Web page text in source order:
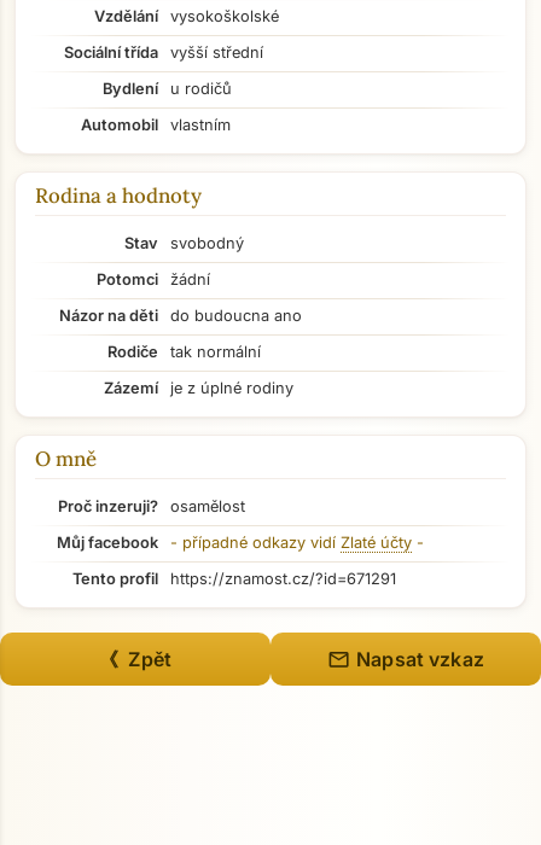
Vzdělání
vysokoškolské
Sociální třída
vyšší střední
Bydlení
u rodičů
Automobil
vlastním
Rodina a hodnoty
Stav
svobodný
Potomci
žádní
Názor na děti
do budoucna ano
Rodiče
tak normální
Zázemí
je z úplné rodiny
O mně
Proč inzeruji?
osamělost
Můj facebook
- případné odkazy vidí Zlaté účty -
Tento profil
https://znamost.cz/?id=671291
《 Zpět mail Napsat vzkaz